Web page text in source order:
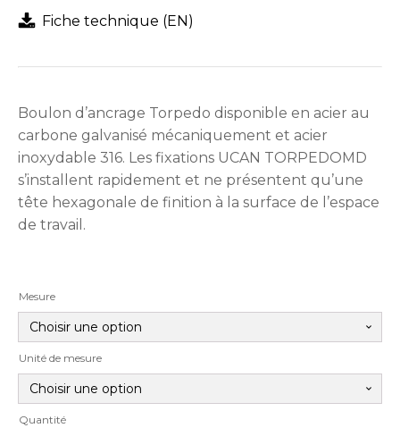
Fiche technique (EN)
Boulon d’ancrage Torpedo disponible en acier au
carbone galvanisé mécaniquement et acier
inoxydable 316. Les fixations UCAN TORPEDOMD
s’installent rapidement et ne présentent qu’une
tête hexagonale de finition à la surface de l’espace
de travail.
Mesure
Unité de mesure
Quantité